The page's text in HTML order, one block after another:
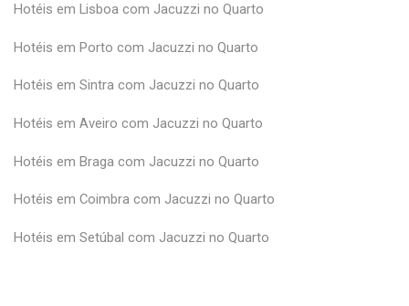
Hotéis em Lisboa com Jacuzzi no Quarto
Hotéis em Porto com Jacuzzi no Quarto
Hotéis em Sintra com Jacuzzi no Quarto
Hotéis em Aveiro com Jacuzzi no Quarto
Hotéis em Braga com Jacuzzi no Quarto
Hotéis em Coimbra com Jacuzzi no Quarto
Hotéis em Setúbal com Jacuzzi no Quarto